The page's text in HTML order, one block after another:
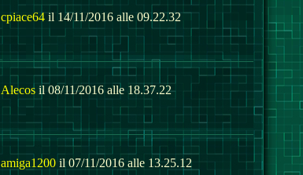
cpiace64 il 14/11/2016 alle 09.22.32
Alecos il 08/11/2016 alle 18.37.22
amiga1200 il 07/11/2016 alle 13.25.12